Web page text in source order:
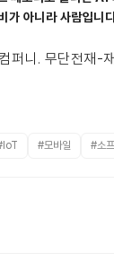
가 아니라 사람입니
퍼니. 무단전재-
#모바일 #소